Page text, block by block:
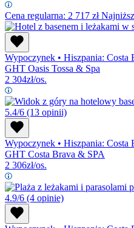
Cena regularna: 2 717 zł
Wypoczynek • Hiszpania: Costa
GHT Oasis Tossa & Spa
2 304zł/os.
5.4/6 (13 opinii)
Wypoczynek • Hiszpania: Costa
GHT Costa Brava & SPA
2 306zł/os.
4.9/6 (4 opinie)